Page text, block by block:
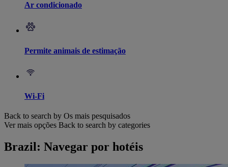
Ar condicionado
Permite animais de estimação
Wi-Fi
Back to search by Os mais pesquisados
Ver mais opções Back to search by categories
Brazil: Navegar por hotéis